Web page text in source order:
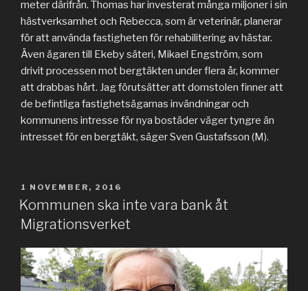
meter därifrån. Thomas har investerat många miljoner i sin
hästverksamhet och Rebecca, som är veterinär, planerar
för att använda fastigheten för rehabilitering av hästar.
Även ägaren till Ekeby säteri, Mikael Engström, som
drivit processen mot bergtäkten under flera år, kommer
att drabbas hårt. Jag förutsätter att domstolen finner att
de befintliga fastighetsägarnas invändningar och
kommunens intresse för nya bostäder väger tyngre än
intresset för en bergtäkt, säger Sven Gustafsson (M).
PUBLICERAT
1 NOVEMBER, 2016
Kommunen ska inte vara bank åt
Migrationsverket